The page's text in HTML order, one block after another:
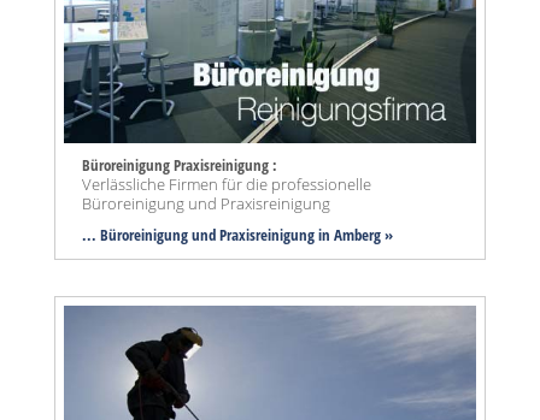
Büroreinigung Praxisreinigung :
Verlässliche Firmen für die professionelle
Büroreinigung und Praxisreinigung
... Büroreinigung und Praxisreinigung in Amberg »